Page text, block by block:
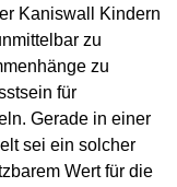
Kaniswall Kindern
zu
zu
für
Gerade in einer
sei ein solcher
Wert für die